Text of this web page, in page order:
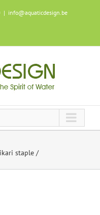
| info@aquaticdesign.be
staple